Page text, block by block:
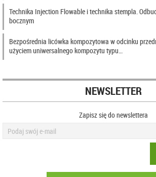
Technika Injection Flowable i technika stempla.
bocznym
Bezpośrednia licówka kompozytowa w odcinku
użyciem uniwersalnego kompozytu typu…
NEWSLETTER
Zapisz się do newslettera